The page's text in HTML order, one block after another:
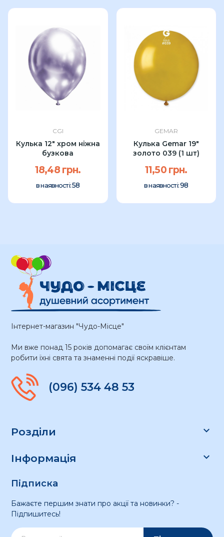
CGI
Кулька 12" хром ніжна
бузкова
18,48 грн.
в наявності:58
GEMAR
Кулька Gemar 19"
золото 039 (1 шт)
11,50 грн.
в наявності:98
Інтернет-магазин "Чудо-Місце"
Ми вже понад 15 років допомагає своїм клієнтам
робити їхні свята та знаменні події яскравіше.
(096) 534 48 53
Розділи 
Інформація 
Підписка
Бажаєте першим знати про акції та новинки? -
Підпишитесь!